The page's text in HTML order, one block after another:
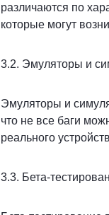
различаются по
которые могут
3.2. Эмуляторы и
Эмуляторы и
что не все баги
реального
3.3. Бета-